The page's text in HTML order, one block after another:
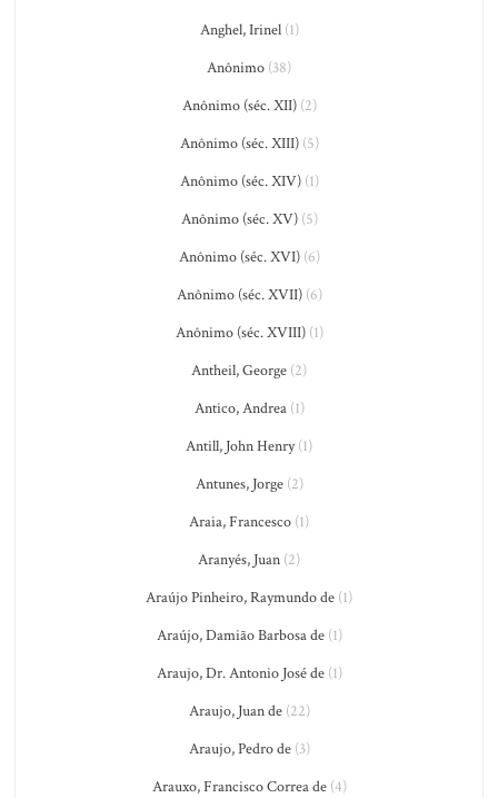
Anghel, Irinel(1)
Anônimo (38)
Anônimo (séc. XII)(2)
Anônimo (séc. XIII)(5)
Anônimo (séc. XIV)(1)
Anônimo (séc. XV)(5)
Anônimo (séc. XVI)(6)
Anônimo (séc. XVII)(6)
Anônimo (séc. XVIII)(1)
Antheil, George (2)
Antico, Andrea(1)
Antill, John Henry(1)
Antunes, Jorge(2)
Araia, Francesco (1)
Aranyés, Juan (2)
Araújo Pinheiro, Raymundo de (1)
Araújo, Damião Barbosa de(1)
Araujo, Dr. Antonio José de(1)
Araujo, Juan de(22)
Araujo, Pedro de(3)
Arauxo, Francisco Correa de(4)